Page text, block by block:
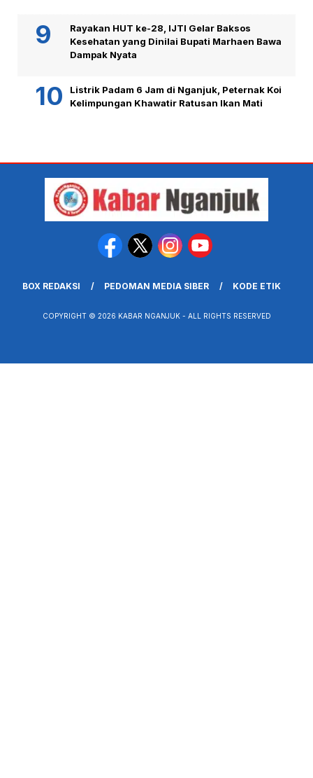
Rayakan HUT ke-28, IJTI Gelar Baksos
Kesehatan yang Dinilai Bupati Marhaen Bawa
Dampak Nyata
Listrik Padam 6 Jam di Nganjuk, Peternak Koi
Kelimpungan Khawatir Ratusan Ikan Mati
BOX REDAKSI PEDOMAN MEDIA SIBER KODE ETIK
COPYRIGHT © 2026 KABAR NGANJUK - ALL RIGHTS RESERVED